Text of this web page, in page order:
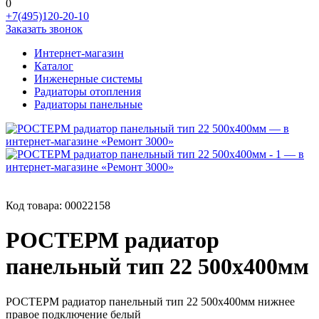
0
+7(495)120-20-10
Заказать звонок
Интернет-магазин
Каталог
Инженерные системы
Радиаторы отопления
Радиаторы панельные
Код товара: 00022158
РОСТЕРМ радиатор
панельный тип 22 500х400мм
РОСТЕРМ радиатор панельный тип 22 500х400мм нижнее
правое подключение белый